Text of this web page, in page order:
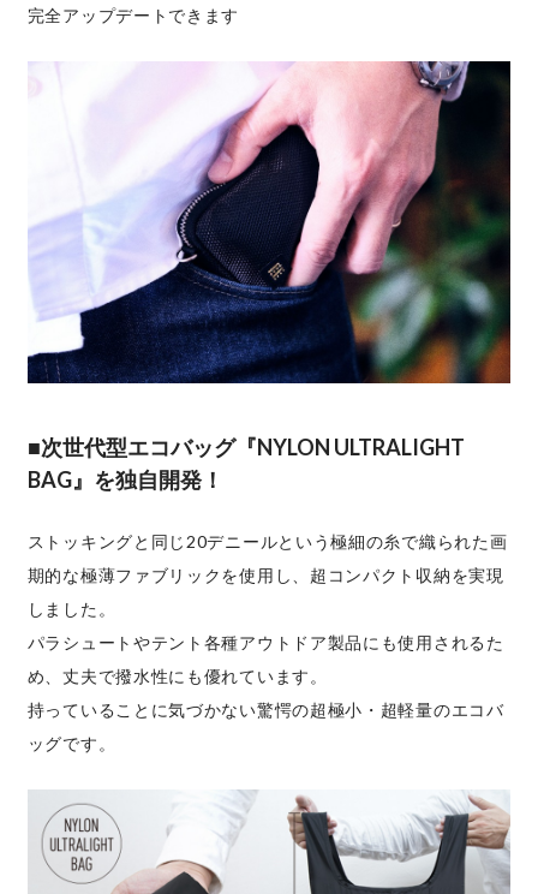
完全アップデートできます
■次世代型エコバッグ『NYLON ULTRALIGHT
BAG』を独自開発！
ストッキングと同じ20デニールという極細の糸で織られた画
期的な極薄ファブリックを使用し、超コンパクト収納を実現
しました。
パラシュートやテント各種アウトドア製品にも使用されるた
め、丈夫で撥水性にも優れています。
持っていることに気づかない驚愕の超極小・超軽量のエコバ
ッグです。